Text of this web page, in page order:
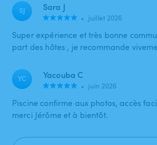
SJ Sara J
• juillet 2026
Super expérience et très bonne
part des hôtes , je recommande
YC Yacouba C
• juin 2026
Piscine confirme aux photos, accès
merci Jérôme et à bientôt.